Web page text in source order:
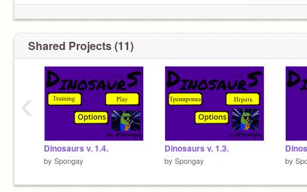
Shared Projects (11)
Dinosaurs v. 1.4.
by Spongay
Dinosaurs v. 1.3.
by Spongay by
‹